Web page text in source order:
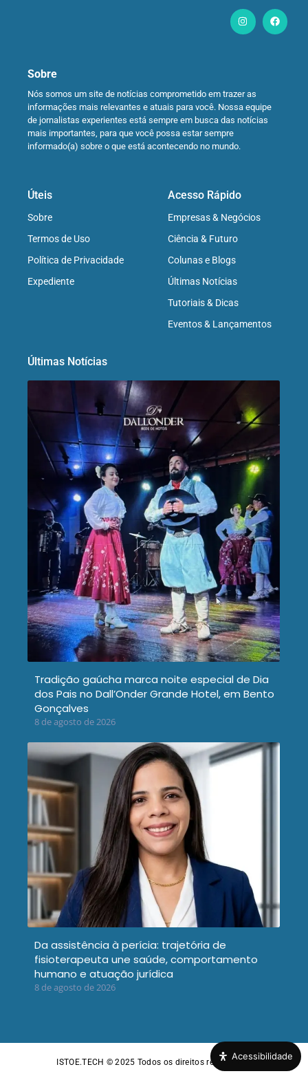
Sobre
Nós somos um site de notícias comprometido em trazer as
informações mais relevantes e atuais para você. Nossa equipe
de jornalistas experientes está sempre em busca das notícias
mais importantes, para que você possa estar sempre
informado(a) sobre o que está acontecendo no mundo.
Úteis
Sobre
Termos de Uso
Política de Privacidade
Expediente
Acesso Rápido
Empresas & Negócios
Ciência & Futuro
Colunas e Blogs
Últimas Notícias
Tutoriais & Dicas
Eventos & Lançamentos
Últimas Notícias
Tradição gaúcha marca noite especial de Dia
dos Pais no Dall’Onder Grande Hotel, em Bento
Gonçalves
8 de agosto de 2026
Da assistência à perícia: trajetória de
fisioterapeuta une saúde, comportamento
humano e atuação jurídica
8 de agosto de 2026
ISTOE.TECH © 2025 Todos os direitos reservados
Acessibilidade